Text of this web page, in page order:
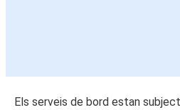
Els serveis de bord estan